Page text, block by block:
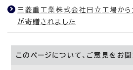
三菱重工業株式会社日立工場から
が寄贈されました
このページについて、ご意見をお聞